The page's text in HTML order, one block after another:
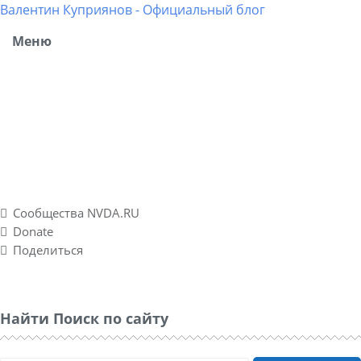
Валентин Куприянов - Официальный блог
Меню
Сообщества NVDA.RU
Donate
Поделиться
Найти Поиск по сайту